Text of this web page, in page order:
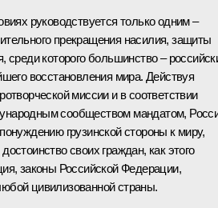
руководствуется только одним –
прекращения насилия, защиты
среди которого большинство –
восстановления мира. Действуя
миссии и в соответствии
сообществом мандатом,
грузинской стороны к миру,
своих граждан, как этого
законы Российской Федерации,
цивилизованной страны.